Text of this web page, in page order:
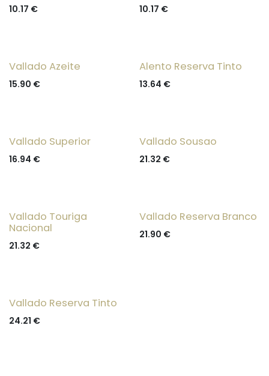
10.17 € 10.17 €
Vallado Azeite
15.90 €
Alento Reserva Tinto
13.64 €
Vallado Superior
16.94 €
Vallado Sousao
21.32 €
Vallado Touriga
Nacional
21.32 €
Vallado Reserva Branco
21.90 €
Vallado Reserva Tinto
24.21 €